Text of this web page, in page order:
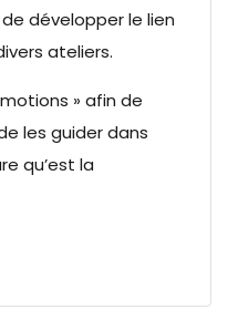
développer le lien
ateliers.
» afin de
les guider dans
qu’est la